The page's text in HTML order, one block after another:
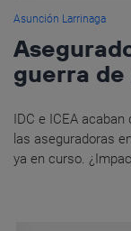
Asunción Larrinaga
guerra
IDC e ICEA
las aseguradoras
ya en curso.